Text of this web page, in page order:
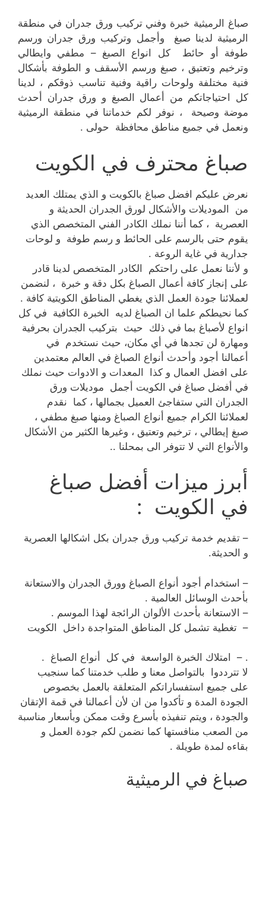
صباغ الرميثية خبرة وفني تركيب ورق جدران في منطقة
الرميثية لدينا صبغ وأجمل وتركيب ورق جدران ورسم
طوفة أو حائط كل انواع الصبغ – مطفي وايطالي
وترخيم وتعتيق ، صبغ ورسم الأسقف و الطوفة بأشكال
فنية مختلفة ولوحات راقية وفنية تناسب ذوقكم ، لدينا
كل احتياجاتكم من أعمال الصبغ و ورق جدران أحدث
موضة وصيحة ، نوفر لكم خدماتنا في منطقة الرميثية
ونعمل في جميع مناطق محافظة حولى .
صباغ محترف في الكويت
نعرض عليكم افضل صباغ بالكويت و الذي يمتلك العديد
من الموديلات والأشكال لورق الجدران الحديثة و
العصرية ، كما أننا نملك الكادر الفني المتخصص الذي
يقوم حتى بالرسم على الحائط و رسم طوفة و لوحات
جدارية في غاية الروعة .
و لأننا نعمل على راحتكم الكادر المتخصص لدينا قادر
على إنجاز كافة أعمال الصباغ بكل دقة و خبرة ، لنضمن
لعملائنا جودة العمل الذي يغطي المناطق الكويتية كافة .
كما نحيطكم علما ان الصباغ لديه الخبرة الكافية في كل
انواع لأصباغ بما في ذلك حيث بتركيب الجدران بحرفية
ومهارة لن تجدها في أي مكان، حيث نستخدم في
أعمالنا أجود وأحدث أنواع الصباغ في العالم معتمدين
على افضل العمال و كذا المعدات و الادوات حيث نملك
في أفضل صباغ في الكويت أجمل موديلات ورق
الجدران التي ستفاجئ العميل بجمالها ، كما نقدم
لعملائنا الكرام جميع أنواع الصباغ ومنها صبغ مطفي ،
صبغ إيطالي ، ترخيم وتعتيق ، وغيرها الكثير من الأشكال
والأنواع التي لا تتوفر الى بمحلنا ..
أبرز ميزات أفضل صباغ
في الكويت :
– تقديم خدمة تركيب ورق جدران بكل اشكالها العصرية
و الحديثة.
– استخدام أجود أنواع الصباغ وورق الجدران والاستعانة
بأحدث الوسائل العالمية .
– الاستعانة بأحدث الألوان الرائجة لهذا الموسم .
– تغطية تشمل كل المناطق المتواجدة داخل الكويت
. – امتلاك الخبرة الواسعة في كل أنواع الصباغ .
لا تترددوا بالتواصل معنا و طلب خدمتنا كما سنجيب
على جميع استفساراتكم المتعلقة بالعمل بخصوص
الجودة المدة و تأكدوا من ان لأن أعمالنا في قمة الإتقان
والجودة ، ويتم تنفيذه بأسرع وقت ممكن وبأسعار مناسبة
من الصعب منافستها كما نضمن لكم جودة العمل و
بقاءه لمدة طويلة .
صباغ في الرميثية